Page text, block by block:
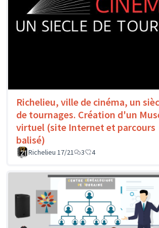
Richelieu, ville de cinéma, un
de tournages. Création d'un
virtuel (site Internet et parcours
balisé)
Richelieu 17/21 3 4